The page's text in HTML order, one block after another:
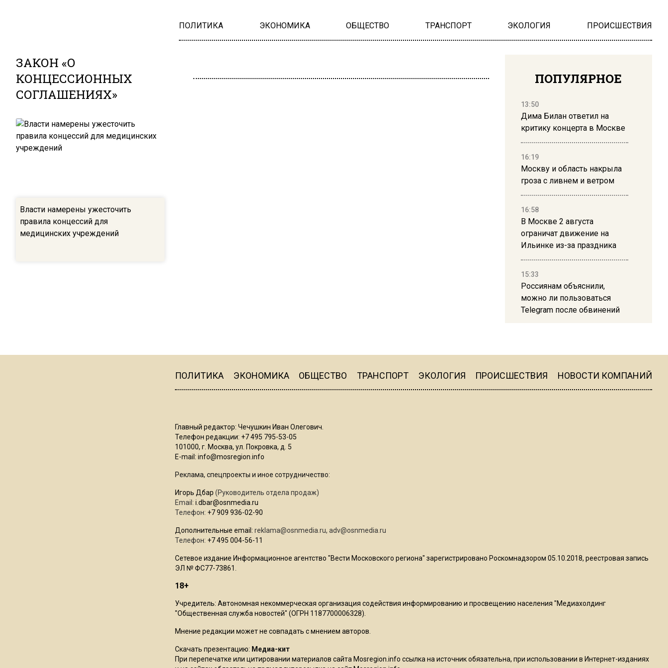
ПОЛИТИКА ЭКОНОМИКА ОБЩЕСТВО ТРАНСПОРТ ЭКОЛОГИЯ ПРОИСШЕСТВИЯ
ЗАКОН «О
КОНЦЕССИОННЫХ
СОГЛАШЕНИЯХ»
Власти намерены ужесточить
правила концессий для
медицинских учреждений
ПОПУЛЯРНОЕ
13:50
Дима Билан ответил на
критику концерта в Москве
16:19
Москву и область накрыла
гроза с ливнем и ветром
16:58
В Москве 2 августа
ограничат движение на
Ильинке из-за праздника
15:33
Россиянам объяснили,
можно ли пользоваться
Telegram после обвинений
литров дождя на
В Подмосковье прекратили
цехах
ПОЛИТИКА ЭКОНОМИКА ОБЩЕСТВО ТРАНСПОРТ ЭКОЛОГИЯ ПРОИСШЕСТВИЯ НОВОСТИ КОМПАНИЙ
Главный редактор: Чечушкин Иван Олегович.
Телефон редакции: +7 495 795-53-05
101000, г. Москва, ул. Покровка, д. 5
E-mail: info@mosregion.info
Реклама, спецпроекты и иное сотрудничество:
Игорь Дбар (Руководитель отдела продаж)
Email: i.dbar@osnmedia.ru
Телефон: +7 909 936-02-90
Дополнительные email: reklama@osnmedia.ru, adv@osnmedia.ru
Телефон: +7 495 004-56-11
Сетевое издание Информационное агентство "Вести Московского региона" зарегистрировано Роскомнадзором 05.10.2018, реестровая запись
ЭЛ № ФС77-73861.
18+
Учредитель: Автономная некоммерческая организация содействия информированию и просвещению населения "Медиахолдинг
"Общественная служба новостей" (ОГРН 1187700006328).
Мнение редакции может не совпадать с мнением авторов.
Скачать презентацию: Медиа-кит
При перепечатке или цитировании материалов сайта Mosregion.info ссылка на источник обязательна, при использовании в Интернет-изданиях